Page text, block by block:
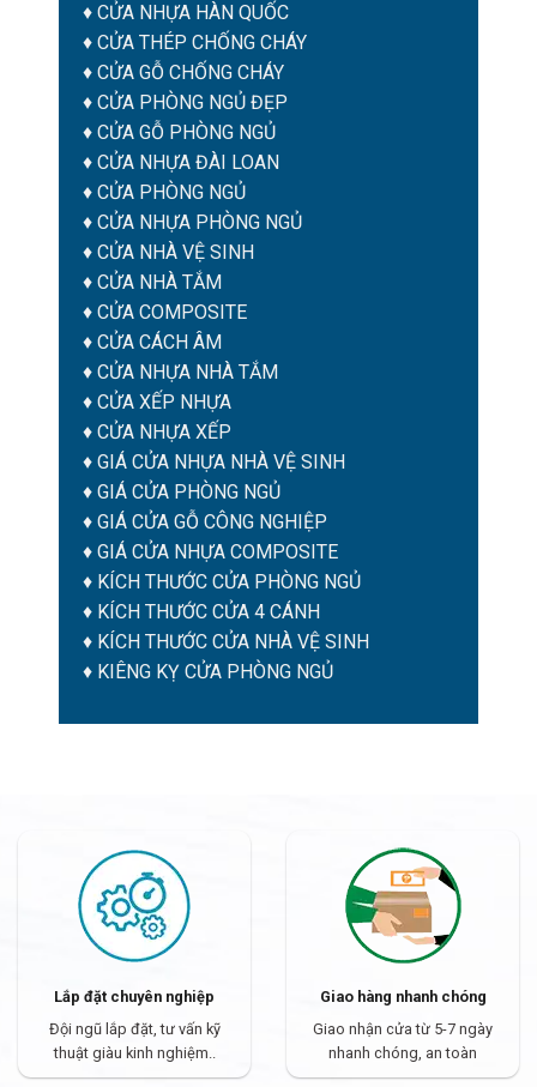
♦ CỬA NHỰA HÀN QUỐC
♦ CỬA THÉP CHỐNG CHÁY
♦ CỬA GỖ CHỐNG CHÁY
♦ CỬA PHÒNG NGỦ ĐẸP
♦ CỬA GỖ PHÒNG NGỦ
♦ CỬA NHỰA ĐÀI LOAN
♦ CỬA PHÒNG NGỦ
♦ CỬA NHỰA PHÒNG NGỦ
♦ CỬA NHÀ VỆ SINH
♦ CỬA NHÀ TẮM
♦ CỬA COMPOSITE
♦ CỬA CÁCH ÂM
♦ CỬA NHỰA NHÀ TẮM
♦ CỬA XẾP NHỰA
♦ CỬA NHỰA XẾP
♦ GIÁ CỬA NHỰA NHÀ VỆ SINH
♦ GIÁ CỬA PHÒNG NGỦ
♦ GIÁ CỬA GỖ CÔNG NGHIỆP
♦ GIÁ CỬA NHỰA COMPOSITE
♦ KÍCH THƯỚC CỬA PHÒNG NGỦ
♦ KÍCH THƯỚC CỬA 4 CÁNH
♦ KÍCH THƯỚC CỬA NHÀ VỆ SINH
♦ KIÊNG KỴ CỬA PHÒNG NGỦ
Lắp đặt chuyên nghiệp
Đội ngũ lắp đặt, tư vấn kỹ
thuật giàu kinh nghiệm..
Giao hàng nhanh chóng
Giao nhận cửa từ 5-7 ngày
nhanh chóng, an toàn